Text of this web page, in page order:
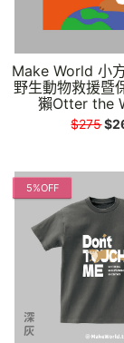
Make World 小
野生動物救援暨
獺Otter the
$275
5%OFF